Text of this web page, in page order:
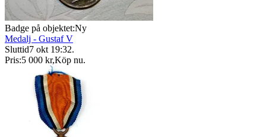
Badge på objektet:Ny
Medalj - Gustaf V
Sluttid7 okt 19:32.
Pris:5 000 kr,Köp nu.